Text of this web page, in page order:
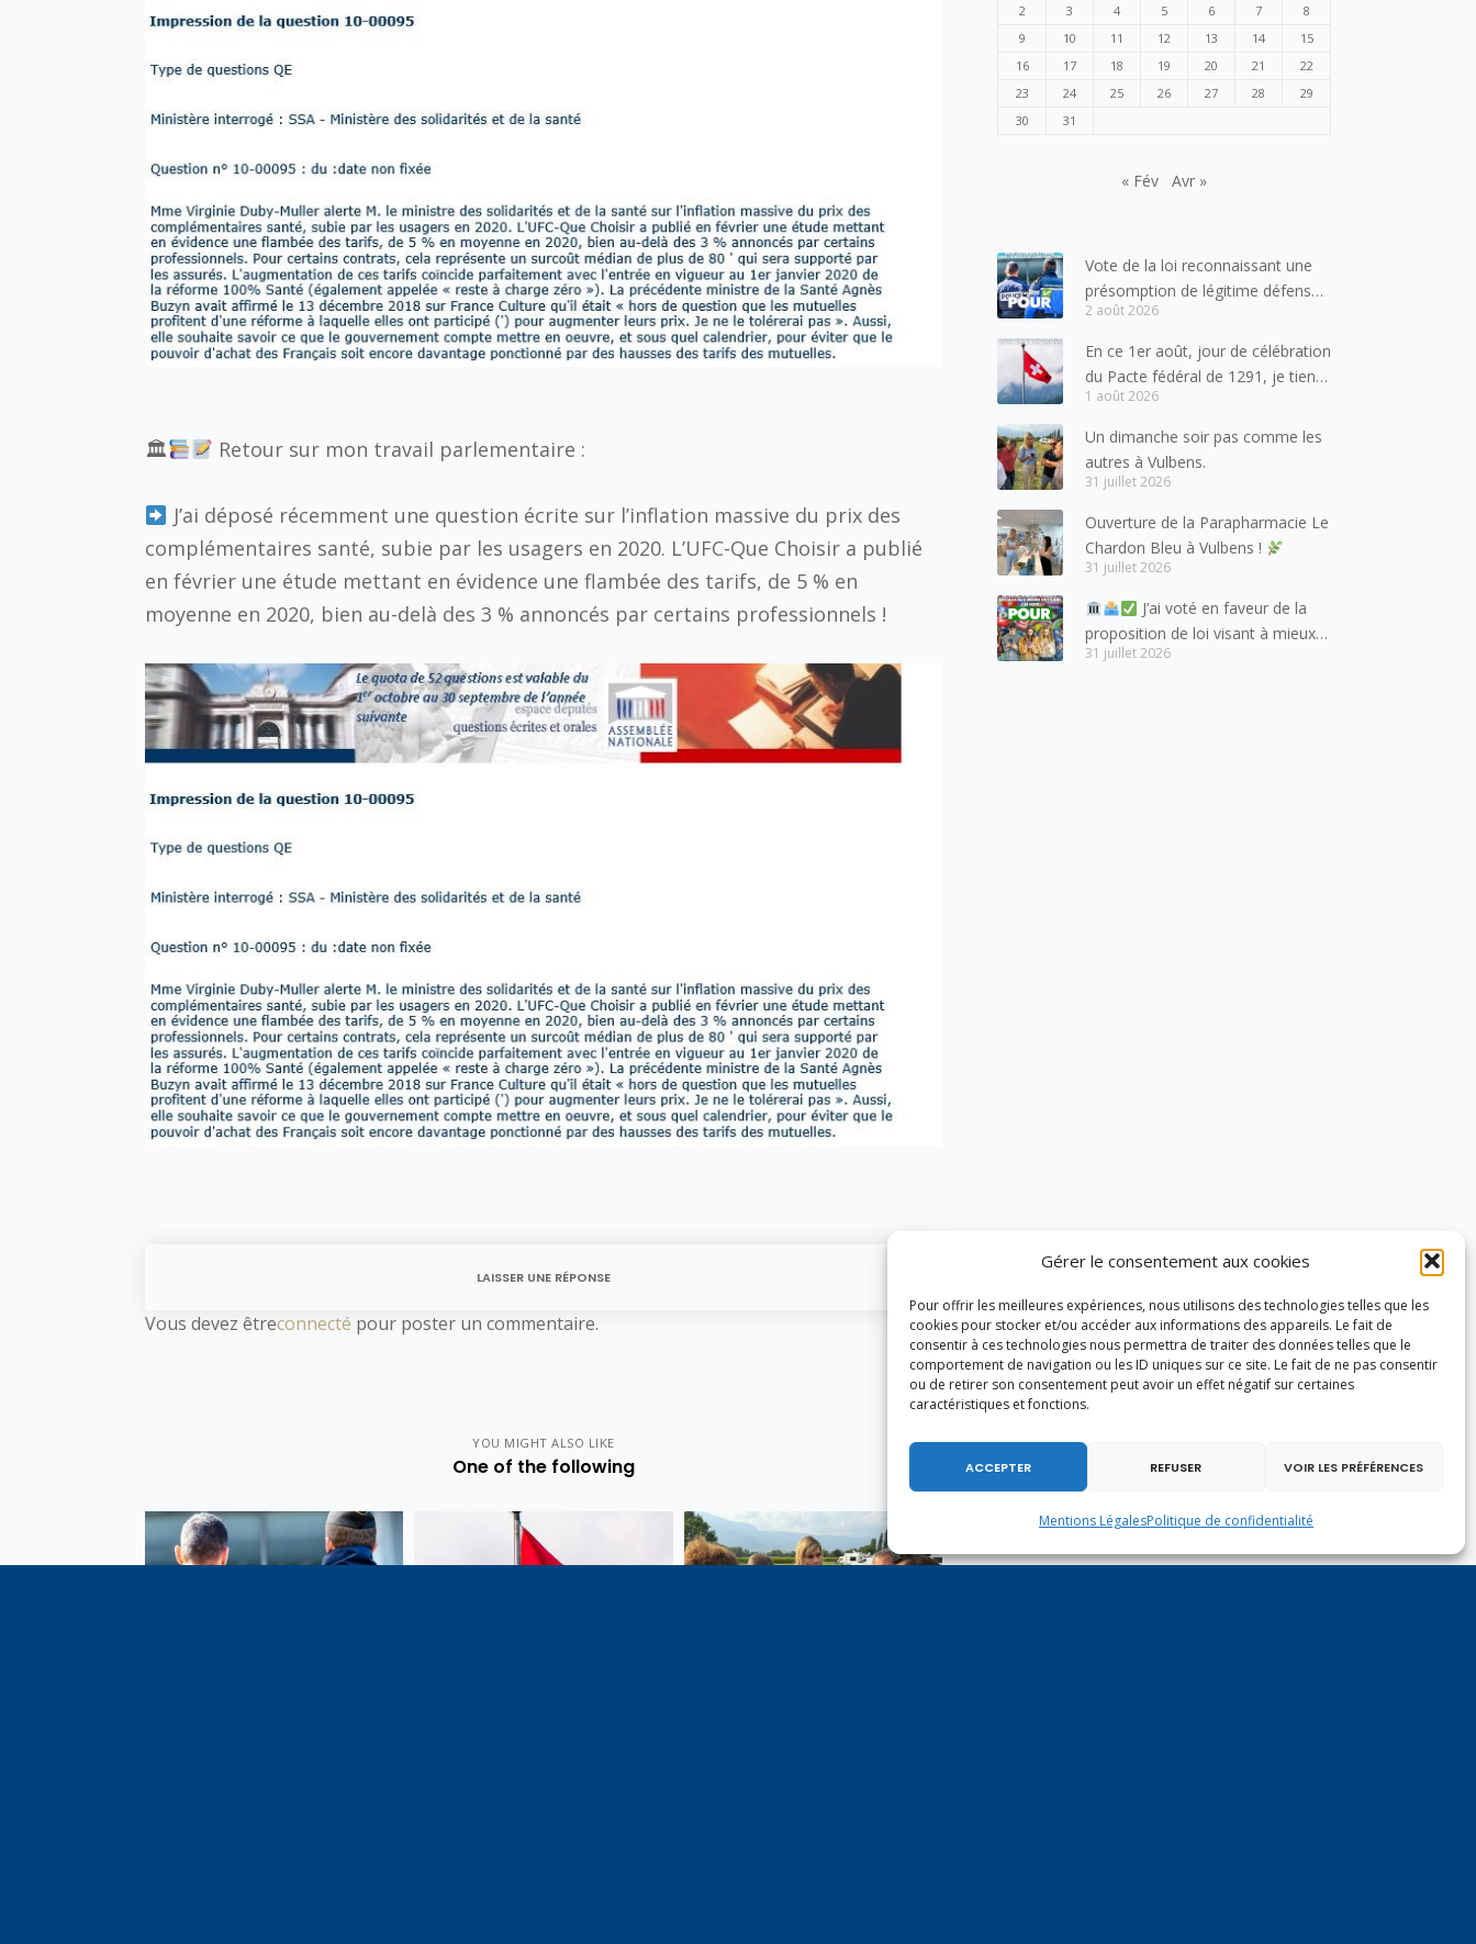
Gérer le consentement aux cookies
Pour offrir les meilleures expériences, nous utilisons des technologies telles que les
cookies pour stocker et/ou accéder aux informations des appareils. Le fait de
consentir à ces technologies nous permettra de traiter des données telles que le
comportement de navigation ou les ID uniques sur ce site. Le fait de ne pas consentir
ou de retirer son consentement peut avoir un effet négatif sur certaines
caractéristiques et fonctions.
ACCEPTER REFUSER VOIR LES PRÉFÉRENCES
Mentions LégalesPolitique de confidentialité
🏛 Retour sur mon travail parlementaire :
J’ai déposé récemment une question écrite sur l’inflation massive du prix des
complémentaires santé, subie par les usagers en 2020. L’UFC-Que Choisir a publié
en février une étude mettant en évidence une flambée des tarifs, de 5 % en
moyenne en 2020, bien au-delà des 3 % annoncés par certains professionnels !
LAISSER UNE RÉPONSE
Vous devez êtreconnecté pour poster un commentaire.
YOU MIGHT ALSO LIKE
One of the following
2
3 4 5 6 7
8
9
10 11 12 13 14
15
16
17 18 19 20 21
22
23
24 25 26 27 28
29
30
31
« Fév Avr »
Vote de la loi reconnaissant une
présomption de légitime défense
pour les forces de l’ordre
2 août 2026
En ce 1er août, jour de célébration
du Pacte fédéral de 1291, je tiens
à adresser mes meilleures
salutations à nos voisins et amis
suisses, et plus particulièrement
aux habitants du bassin genevois
lesquels la Haute-Savoie
entretient des liens étroits et
quotidiens.
1 août 2026
Un dimanche soir pas comme les
autres à Vulbens.
31 juillet 2026
Ouverture de la Parapharmacie Le
Chardon Bleu à Vulbens !
31 juillet 2026
J’ai voté en faveur de la
proposition de loi visant à mieux
protéger les mineurs des risques
31 juillet 2026